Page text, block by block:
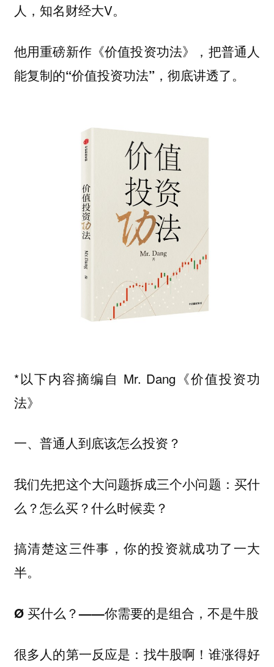
人，知名财经大V。
他用重磅新作《价值投资功法》，把普通人
能复制的“价值投资功法”，彻底讲透了。
*以下内容摘编自 Mr. Dang《价值投资功
法》
一、普通人到底该怎么投资？
我们先把这个大问题拆成三个小问题：买什
么？怎么买？什么时候卖？
搞清楚这三件事，你的投资就成功了一大
半。
Ø 买什么？——你需要的是组合，不是牛股
很多人的第一反应是：找牛股啊！谁涨得好